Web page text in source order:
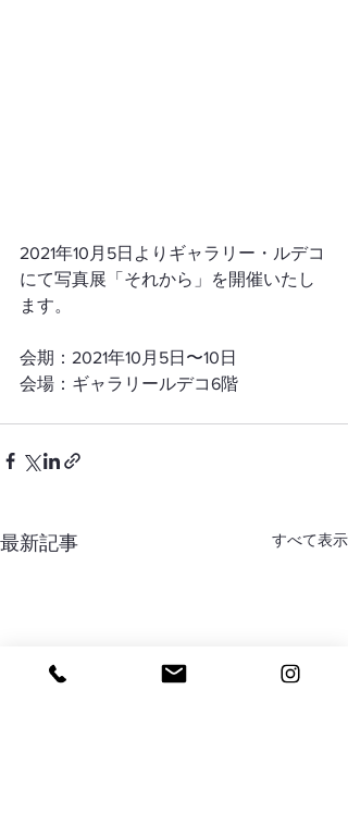
2021年10月5日よりギャラリー・ルデコ
にて写真展「それから」を開催いたし
ます。
会期：2021年10月5日〜10日
会場：ギャラリールデコ6階
最新記事 すべて表示